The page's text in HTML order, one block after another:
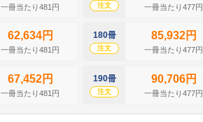
一冊当たり481円
62,634円
一冊当たり481円
67,452円
一冊当たり481円
注文 一冊当たり477円
180冊
注文
85,932円
一冊当たり477円
190冊
注文
90,706円
一冊当たり477円